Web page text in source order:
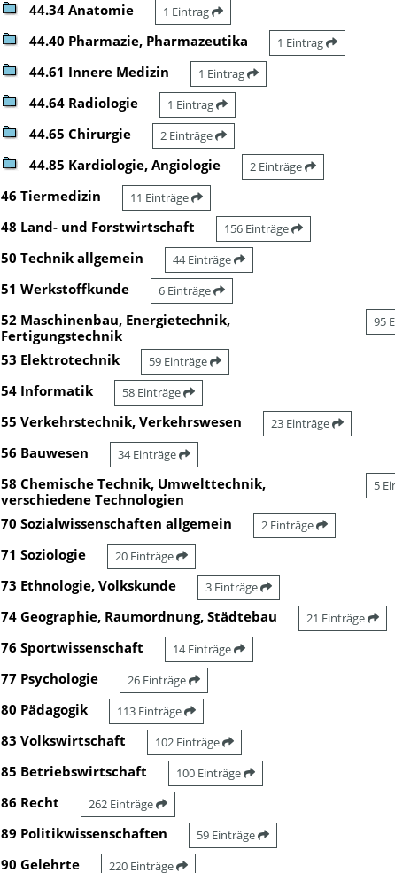
44.34 Anatomie 1 Eintrag
44.40 Pharmazie, Pharmazeutika 1 Eintrag
44.61 Innere Medizin 1 Eintrag
44.64 Radiologie 1 Eintrag
44.65 Chirurgie 2 Einträge
44.85 Kardiologie, Angiologie 2 Einträge
46 Tiermedizin 11 Einträge
48 Land- und Forstwirtschaft 156 Einträge
50 Technik allgemein 44 Einträge
51 Werkstoffkunde 6 Einträge
52 Maschinenbau, Energietechnik,
Fertigungstechnik
95
53 Elektrotechnik 59 Einträge
54 Informatik 58 Einträge
55 Verkehrstechnik, Verkehrswesen 23 Einträge
56 Bauwesen 34 Einträge
58 Chemische Technik, Umwelttechnik,
verschiedene Technologien
5
70 Sozialwissenschaften allgemein 2 Einträge
71 Soziologie 20 Einträge
73 Ethnologie, Volkskunde 3 Einträge
74 Geographie, Raumordnung, Städtebau 21 Einträge
76 Sportwissenschaft 14 Einträge
77 Psychologie 26 Einträge
80 Pädagogik 113 Einträge
83 Volkswirtschaft 102 Einträge
85 Betriebswirtschaft 100 Einträge
86 Recht 262 Einträge
89 Politikwissenschaften 59 Einträge
90 Gelehrte 220 Einträge